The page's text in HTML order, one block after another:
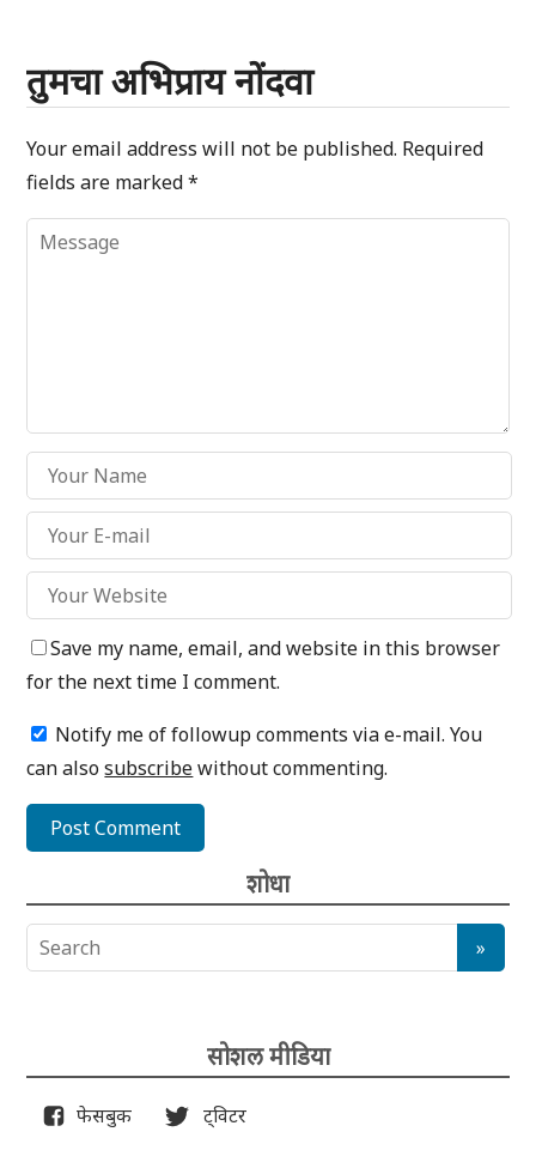
तुमचा अभिप्राय नोंदवा
Your email address will not be published. Required
fields are marked*
Save my name, email, and website in this browser
for the next time I comment.
Notify me of followup comments via e-mail. You
can alsosubscribewithout commenting.
शोधा
सोशल मीडिया
फेसबुक ट्विटर